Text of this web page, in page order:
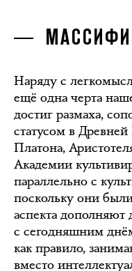
Наряду с
ещё одна черта
достиг размаха,
статусом в
Платона,
Академии
параллельно с
поскольку они
аспекта дополняют
с сегодняшним
как правило,
вместо